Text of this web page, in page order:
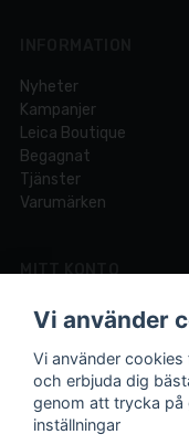
Nyheter
Kampanjer
Leica Boutique
Begagnat
Tjänster
Varumärken
MITT KONTO
Logga in
Registrera dig
Glömt lösenord?
Vi använder
Vi använder
och erbjuda dig
genom att trycka på
inställningar